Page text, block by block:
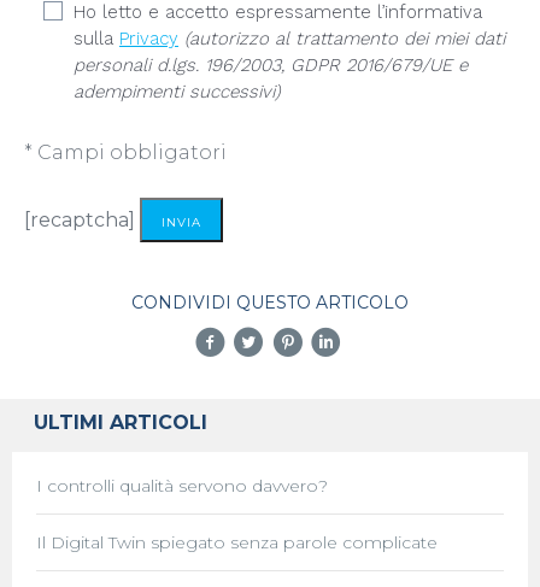
Ho letto e accetto espressamente l’informativa
sulla Privacy (autorizzo al trattamento dei miei dati
personali d.lgs. 196/2003, GDPR 2016/679/UE e
adempimenti successivi)
* Campi obbligatori
[recaptcha]
CONDIVIDI QUESTO ARTICOLO
ULTIMI ARTICOLI
I controlli qualità servono davvero?
Il Digital Twin spiegato senza parole complicate